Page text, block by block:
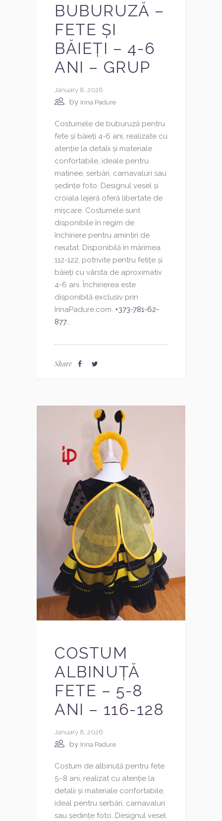
BUBURUZĂ –
FETE ȘI
BĂIEȚI – 4-6
ANI – GRUP
January 8, 2026
by Irina Padure
Costumele de buburuză pentru
fete și băieți 4-6 ani, realizate cu
atenție la detalii și materiale
confortabile, ideale pentru
matinee, serbări, carnavaluri sau
ședințe foto. Designul vesel și
croiala lejeră oferă libertate de
mișcare. Costumele sunt
disponibile în regim de
închiriere pentru amintiri de
neuitat. Disponibilă în mărimea
112-122, potrivite pentru fetițe și
băieți cu vârsta de aproximativ
4-6 ani. Închirierea este
disponibilă exclusiv prin
IrinaPadure.com. +373-781-62-
877...
Share
COSTUM
ALBINUȚĂ
FETE – 5-8
ANI – 116-128
January 8, 2026
by Irina Padure
Costum de albinuță pentru fete
5–8 ani, realizat cu atenție la
detalii și materiale confortabile,
ideal pentru serbări, carnavaluri
sau ședințe foto. Designul vesel